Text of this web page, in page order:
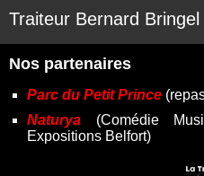
Traiteur Bernard Bringel
Nos partenaires
Parc du Petit Prince
Naturya (Comédie
Expositions Belfort)